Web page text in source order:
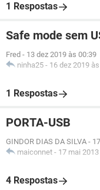
1 Respostas
Safe mode sem
Fred - 13 dez 2019 às 00:39
ninha25 - 16 dez 2019
1 Respostas
PORTA-USB
GINDOR DIAS DA SILVA -
maiconnet - 17 mai
4 Respostas